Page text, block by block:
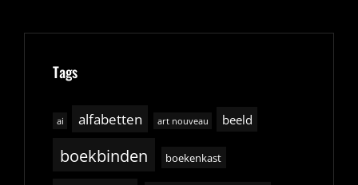
Tags
ai alfabetten art nouveau beeld
boekbinden boekenkast